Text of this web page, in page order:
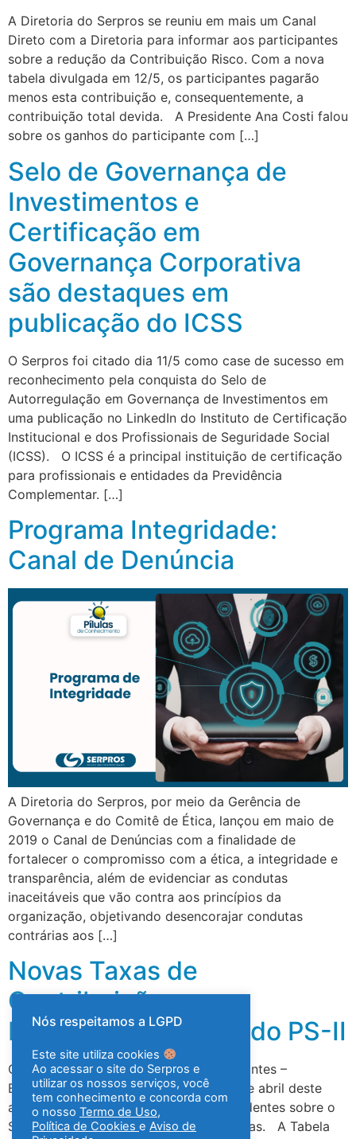
A Diretoria do Serpros se reuniu em mais um Canal
Direto com a Diretoria para informar aos participantes
sobre a redução da Contribuição Risco. Com a nova
tabela divulgada em 12/5, os participantes pagarão
menos esta contribuição e, consequentemente, a
contribuição total devida. A Presidente Ana Costi falou
sobre os ganhos do participante com […]
Selo de Governança de
Investimentos e
Certificação em
Governança Corporativa
são destaques em
publicação do ICSS
O Serpros foi citado dia 11/5 como case de sucesso em
reconhecimento pela conquista do Selo de
Autorregulação em Governança de Investimentos em
uma publicação no LinkedIn do Instituto de Certificação
Institucional e dos Profissionais de Seguridade Social
(ICSS). O ICSS é a principal instituição de certificação
para profissionais e entidades da Previdência
Complementar. […]
Programa Integridade:
Canal de Denúncia
A Diretoria do Serpros, por meio da Gerência de
Governança e do Comitê de Ética, lançou em maio de
2019 o Canal de Denúncias com a finalidade de
fortalecer o compromisso com a ética, a integridade e
transparência, além de evidenciar as condutas
inaceitáveis que vão contra aos princípios da
organização, objetivando desencorajar condutas
contrárias aos […]
Novas Taxas de
Contribuição para
benefícios de Risco do PS-II
Conforme matéria Informe aos Participantes –
Benefícios De Risco, divulgada em 20 de abril deste
ano, as taxas de custeio dos riscos incidentes sobre o
Salário de Contribuição foram atualizadas. A Tabela
Nós respeitamos a LGPD
Este site utiliza cookies
Ao acessar o site do Serpros e
utilizar os nossos serviços, você
tem conhecimento e concorda com
o nosso Termo de Uso,
Política de Cookies e Aviso de